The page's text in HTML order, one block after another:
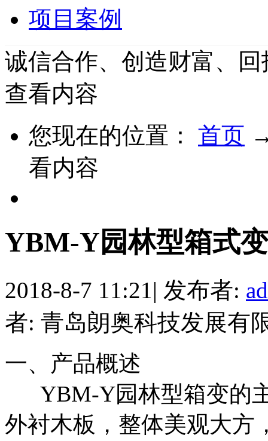
项目案例
诚信合作、创造财富、
查看内容
您现在的位置：
首页
看内容
YBM-Y园林型箱式
2018-8-7 11:21| 发布者:
者: 青岛朗奥科技发展有
一、产品概述
YBM-Y园林型箱变的
外衬木板，整体美观大方